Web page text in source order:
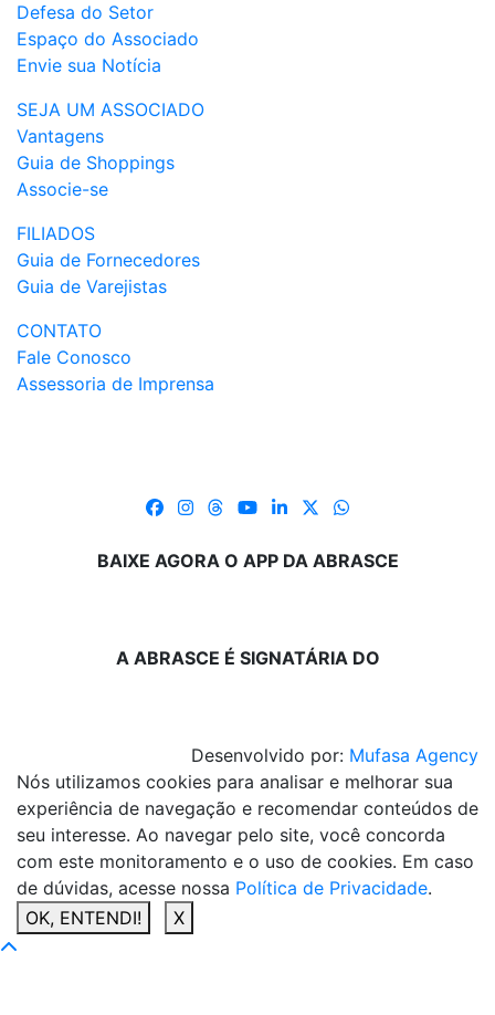
Defesa do Setor
Espaço do Associado
Envie sua Notícia
SEJA UM ASSOCIADO
Vantagens
Guia de Shoppings
Associe-se
FILIADOS
Guia de Fornecedores
Guia de Varejistas
CONTATO
Fale Conosco
Assessoria de Imprensa
BAIXE AGORA O APP DA ABRASCE
A ABRASCE É SIGNATÁRIA DO
Desenvolvido por: Mufasa Agency
Nós utilizamos cookies para analisar e melhorar sua
experiência de navegação e recomendar conteúdos de
seu interesse. Ao navegar pelo site, você concorda
com este monitoramento e o uso de cookies. Em caso
de dúvidas, acesse nossa Política de Privacidade.
OK, ENTENDI!
X